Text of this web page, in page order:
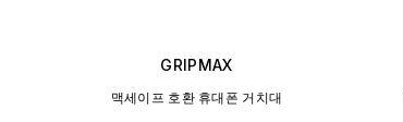
GRIPMAX
맥세이프 호환 휴대폰 거치대